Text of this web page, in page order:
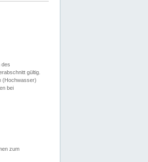
des
gültig.
(Hochwasser)
bei
zum